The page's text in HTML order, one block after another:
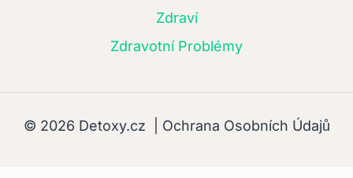
Zdraví
Zdravotní Problémy
© 2026 Detoxy.cz | Ochrana Osobních Údajů